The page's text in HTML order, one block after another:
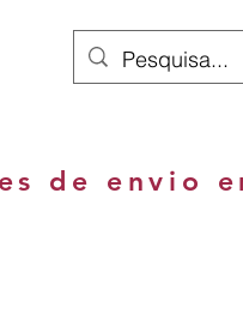
de envio